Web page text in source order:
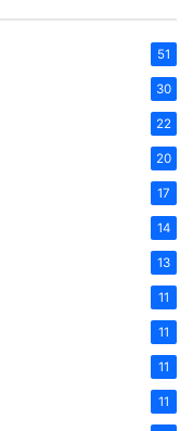
51
30
22
20
17
14
13
11
11
11
11